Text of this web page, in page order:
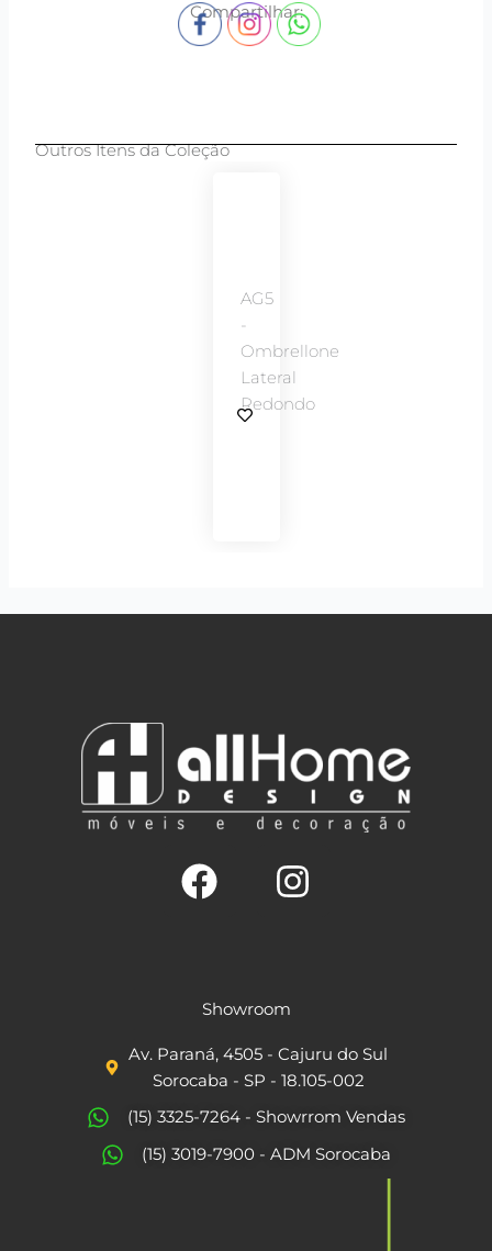
Compartilhar:
Outros Itens da Coleção
AG5
-
Ombrellone
Lateral
Redondo
c
e
b
o
o
t
a
g
r
Showroom
Av. Paraná, 4505 - Cajuru do Sul
Sorocaba - SP - 18.105-002
(15) 3325-7264 - Showrrom Vendas
(15) 3019-7900 - ADM Sorocaba